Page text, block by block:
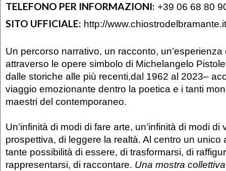
TELEFONO PER INFORMAZIONI: +39 06 68 80
SITO UFFICIALE: http://www.chiostrodelbramante.it
Un percorso narrativo, un racconto, un’esperienza
attraverso le opere simbolo di Michelangelo
dalle storiche alle più recenti,dal 1962 al 2023–
viaggio emozionante dentro la poetica e i tanti
maestri del contemporaneo.
Un’infinità di modi di fare arte, un’infinità di modi
prospettiva, di leggere la realtà. Al centro un unico
tante possibilità di essere, di trasformarsi, di
rappresentarsi, di raccontare. Una mostra